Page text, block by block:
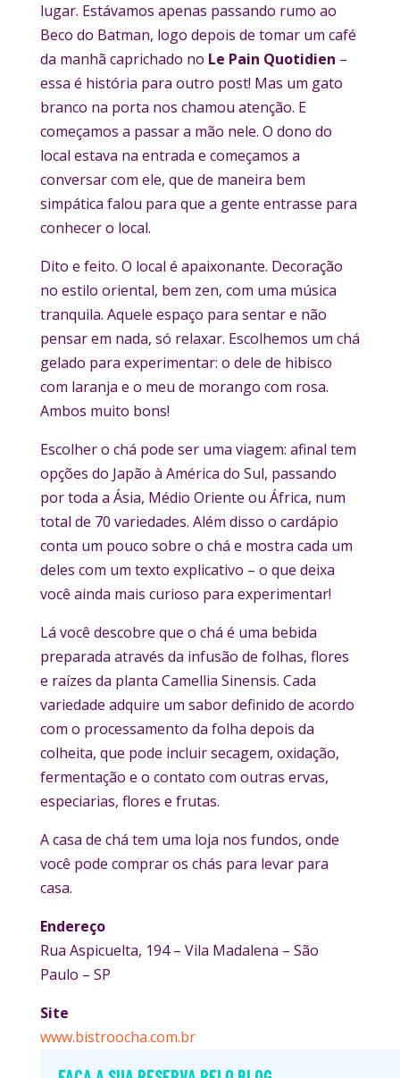
lugar. Estávamos apenas passando rumo ao
Beco do Batman, logo depois de tomar um café
da manhã caprichado no Le Pain Quotidien –
essa é história para outro post! Mas um gato
branco na porta nos chamou atenção. E
começamos a passar a mão nele. O dono do
local estava na entrada e começamos a
conversar com ele, que de maneira bem
simpática falou para que a gente entrasse para
conhecer o local.
Dito e feito. O local é apaixonante. Decoração
no estilo oriental, bem zen, com uma música
tranquila. Aquele espaço para sentar e não
pensar em nada, só relaxar. Escolhemos um chá
gelado para experimentar: o dele de hibisco
com laranja e o meu de morango com rosa.
Ambos muito bons!
Escolher o chá pode ser uma viagem: afinal tem
opções do Japão à América do Sul, passando
por toda a Ásia, Médio Oriente ou África, num
total de 70 variedades. Além disso o cardápio
conta um pouco sobre o chá e mostra cada um
deles com um texto explicativo – o que deixa
você ainda mais curioso para experimentar!
Lá você descobre que o chá é uma bebida
preparada através da infusão de folhas, flores
e raízes da planta Camellia Sinensis. Cada
variedade adquire um sabor definido de acordo
com o processamento da folha depois da
colheita, que pode incluir secagem, oxidação,
fermentação e o contato com outras ervas,
especiarias, flores e frutas.
A casa de chá tem uma loja nos fundos, onde
você pode comprar os chás para levar para
casa.
Endereço
Rua Aspicuelta, 194 – Vila Madalena – São
Paulo – SP
Site
www.bistroocha.com.br